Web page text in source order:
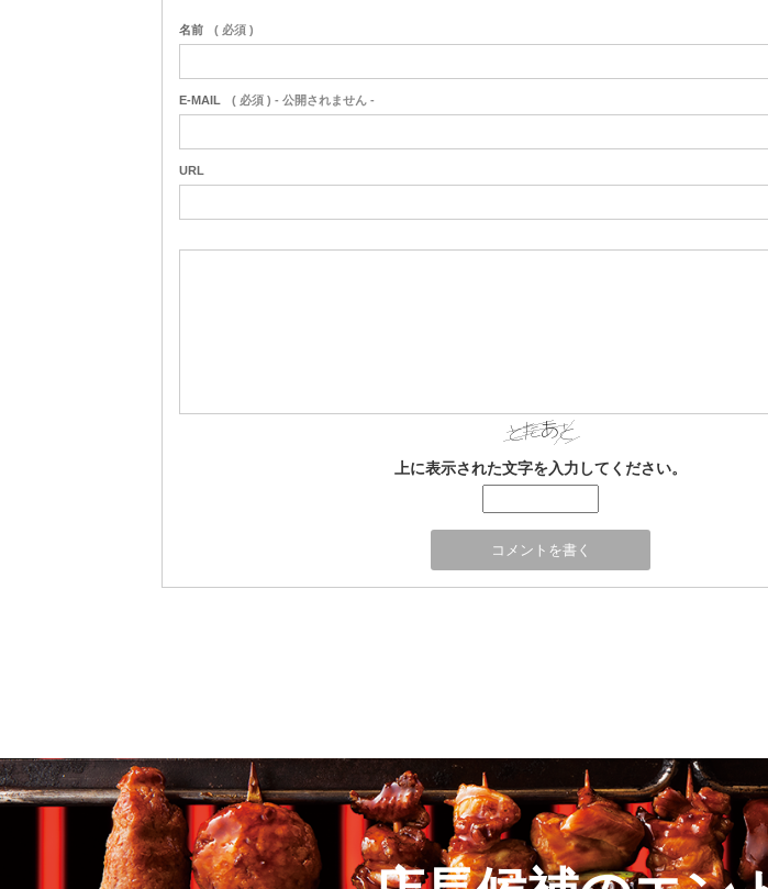
名前 ( 必須 )
E-MAIL ( 必須 ) - 公開されません -
URL
上に表示された文字を入力してください。